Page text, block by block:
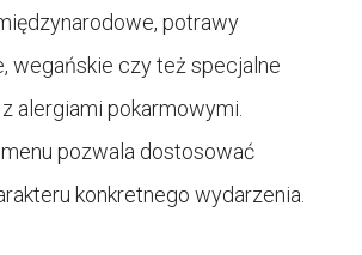
potrawy
wegańskie czy też specjalne
alergiami pokarmowymi.
pozwala dostosować
konkretnego wydarzenia.